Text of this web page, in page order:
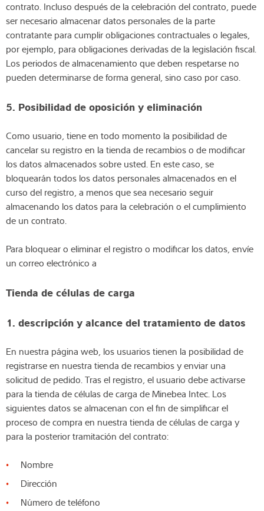
contrato. Incluso después de la celebración del contrato, puede
ser necesario almacenar datos personales de la parte
contratante para cumplir obligaciones contractuales o legales,
por ejemplo, para obligaciones derivadas de la legislación fiscal.
Los periodos de almacenamiento que deben respetarse no
pueden determinarse de forma general, sino caso por caso.
5. Posibilidad de oposición y eliminación
Como usuario, tiene en todo momento la posibilidad de
cancelar su registro en la tienda de recambios o de modificar
los datos almacenados sobre usted. En este caso, se
bloquearán todos los datos personales almacenados en el
curso del registro, a menos que sea necesario seguir
almacenando los datos para la celebración o el cumplimiento
de un contrato.
Para bloquear o eliminar el registro o modificar los datos, envíe
un correo electrónico a
Tienda de células de carga
1. descripción y alcance del tratamiento de datos
En nuestra página web, los usuarios tienen la posibilidad de
registrarse en nuestra tienda de recambios y enviar una
solicitud de pedido. Tras el registro, el usuario debe activarse
para la tienda de células de carga de Minebea Intec. Los
siguientes datos se almacenan con el fin de simplificar el
proceso de compra en nuestra tienda de células de carga y
para la posterior tramitación del contrato:
Nombre
Dirección
Número de teléfono